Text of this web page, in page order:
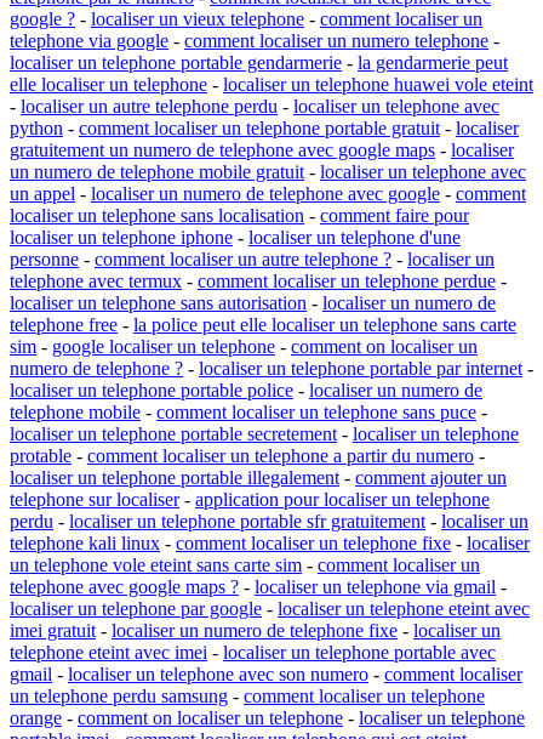
google ? - localiser un vieux telephone - comment localiser un
telephone via google - comment localiser un numero telephone -
localiser un telephone portable gendarmerie - la gendarmerie peut
elle localiser un telephone - localiser un telephone huawei vole eteint
- localiser un autre telephone perdu - localiser un telephone avec
python - comment localiser un telephone portable gratuit - localiser
gratuitement un numero de telephone avec google maps - localiser
un numero de telephone mobile gratuit - localiser un telephone avec
un appel - localiser un numero de telephone avec google - comment
localiser un telephone sans localisation - comment faire pour
localiser un telephone iphone - localiser un telephone d'une
personne - comment localiser un autre telephone ? - localiser un
telephone avec termux - comment localiser un telephone perdue -
localiser un telephone sans autorisation - localiser un numero de
telephone free - la police peut elle localiser un telephone sans carte
sim - google localiser un telephone - comment on localiser un
numero de telephone ? - localiser un telephone portable par internet -
localiser un telephone portable police - localiser un numero de
telephone mobile - comment localiser un telephone sans puce -
localiser un telephone portable secretement - localiser un telephone
protable - comment localiser un telephone a partir du numero -
localiser un telephone portable illegalement - comment ajouter un
telephone sur localiser- application pour localiser un telephone
perdu - localiser un telephone portable sfr gratuitement - localiser un
telephone kali linux - comment localiser un telephone fixe - localiser
un telephone vole eteint sans carte sim - comment localiser un
telephone avec google maps ? - localiser un telephone via gmail -
localiser un telephone par google - localiser un telephone eteint avec
imei gratuit - localiser un numero de telephone fixe - localiser un
telephone eteint avec imei - localiser un telephone portable avec
gmail - localiser un telephone avec son numero - comment localiser
un telephone perdu samsung - comment localiser un telephone
orange - comment on localiser un telephone - localiser un telephone